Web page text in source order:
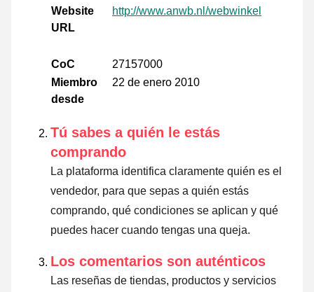
Website
URL
http://www.anwb.nl/webwinkel
CoC
27157000
Miembro
desde
22 de enero 2010
Tú sabes a quién le estás
comprando
La plataforma identifica claramente quién es el
vendedor, para que sepas a quién estás
comprando, qué condiciones se aplican y qué
puedes hacer cuando tengas una queja.
Los comentarios son auténticos
Las reseñas de tiendas, productos y servicios